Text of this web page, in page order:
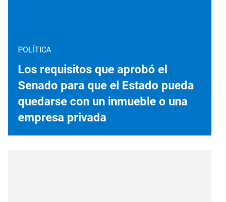
POLÍTICA
Los requisitos que aprobó el
Senado para que el Estado pueda
quedarse con un inmueble o una
empresa privada